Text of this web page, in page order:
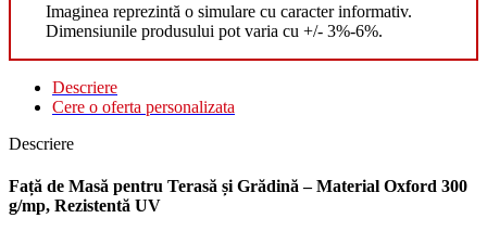
Imaginea reprezintă o simulare cu caracter informativ.
Dimensiunile produsului pot varia cu +/- 3%-6%.
Descriere
Cere o oferta personalizata
Descriere
Față de Masă pentru Terasă și Grădină – Material Oxford 300
g/mp, Rezistentă UV